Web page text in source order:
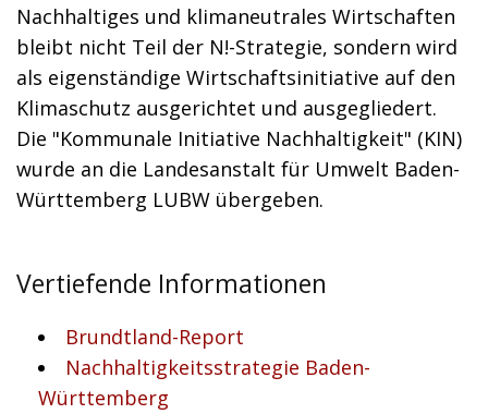
Nachhaltiges und klimaneutrales Wirtschaften
bleibt nicht Teil der N!-Strategie, sondern wird
als eigenständige Wirtschaftsinitiative auf den
Klimaschutz ausgerichtet und ausgegliedert.
Die "Kommunale Initiative Nachhaltigkeit" (KIN)
wurde an die Landesanstalt für Umwelt Baden-
Württemberg LUBW übergeben.
Vertiefende Informationen
Brundtland-Report
Nachhaltigkeitsstrategie Baden-
Württemberg